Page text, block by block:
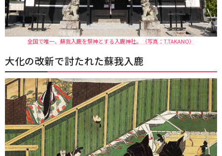
全国で唯一、蘇我入鹿を祭神とする入鹿神社。（写真：T.TAKANO）
大化の改新で討たれた蘇我入鹿